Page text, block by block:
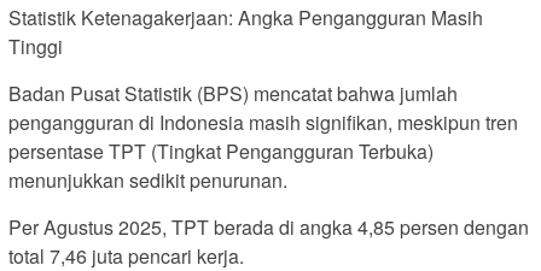
Statistik Ketenagakerjaan: Angka Pengangguran Masih
Tinggi
Badan Pusat Statistik (BPS) mencatat bahwa jumlah
pengangguran di Indonesia masih signifikan, meskipun tren
persentase TPT (Tingkat Pengangguran Terbuka)
menunjukkan sedikit penurunan.
Per Agustus 2025, TPT berada di angka 4,85 persen dengan
total 7,46 juta pencari kerja.